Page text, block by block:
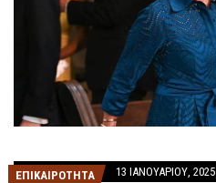
ΕΠΙΚΑΙΡΟΤΗΤΑ 13 ΙΑΝΟΥΑΡΊΟΥ, 2025